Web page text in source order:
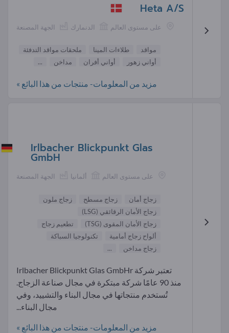
Heta A/S
الجهة المصنعة الدنمارك على مستوى العالم
مواقد طلاءات المينا
ملحقات مواقد التدفئة
أواني زهور
أواني أفران مداخن ...
مزيد من المعلومات- منتجات من هذا البائع »
Irlbacher Blickpunkt Glas
GmbH
الجهة المصنعة ألمانيا على مستوى العالم
زجاج أمان زجاج مسطح
زجاج ملون
زجاج الأمان الرقائقي (LSG)
زجاج الأمان المقوى (TSG)
تطعيم زجاج
ألواح زجاج أمامية
تكنولوجيا السباكة
زجاج مداخن
...
تعتبر شركة Irlbacher Blickpunkt Glas GmbHr
منذ 90 عامًا شركة مبتكرة في مجال صناعة الزجاج.
تُستخدم منتجاتها في مجال البناء والتشييد، وفي
مجال البناء...
مزيد من المعلومات- منتجات من هذا البائع »